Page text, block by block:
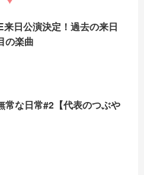
来日公演決定！過去の来日
の楽曲
常な日常#2【代表のつぶや